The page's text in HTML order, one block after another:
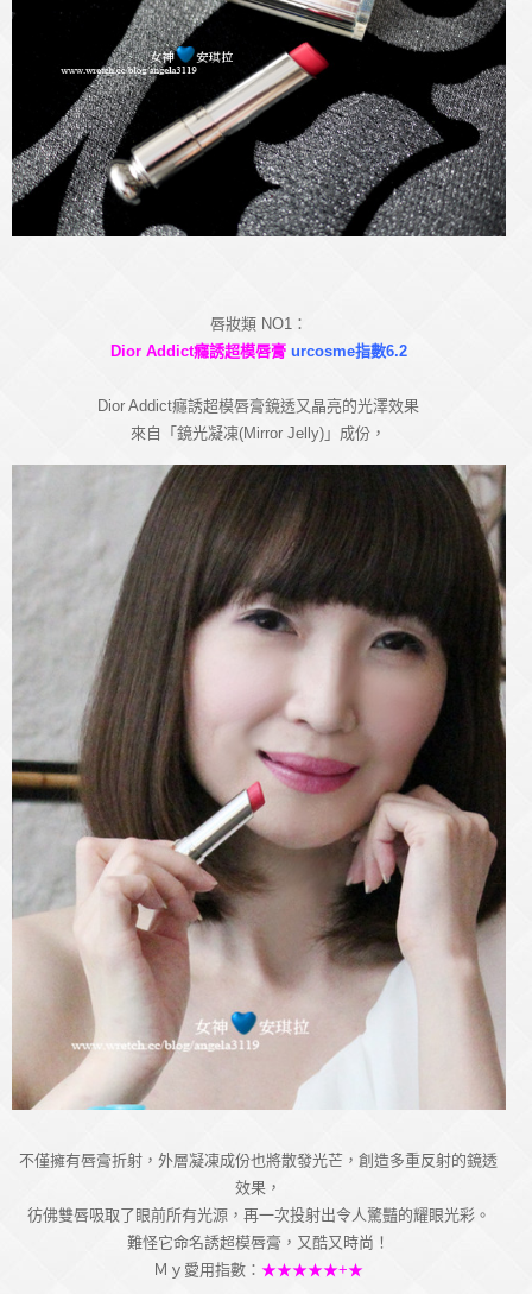
唇妝類 NO1：
Dior Addict癮誘超模唇膏 urcosme指數6.2
Dior Addict癮誘超模唇膏鏡透又晶亮的光澤效果
來自「鏡光凝凍(Mirror Jelly)」成份，
不僅擁有唇膏折射，外層凝凍成份也將散發光芒，創造多重反射的鏡透
效果，
彷佛雙唇吸取了眼前所有光源，再一次投射出令人驚豔的耀眼光彩。
難怪它命名誘超模唇膏，又酷又時尚！
Ｍｙ愛用指數：★★★★★+★